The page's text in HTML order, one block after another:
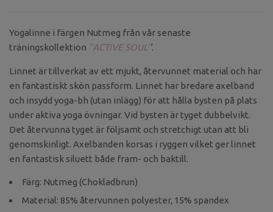
Yogalinne i färgen Nutmeg från vår senaste
träningskollektion ''ACTIVE SOUL''.
Linnet är tillverkat av ett mjukt, återvunnet material och har
en fantastiskt skön passform. Linnet har bredare axelband
och insydd yoga-bh (utan inlägg) för att hålla bysten på plats
under aktiva yoga övningar. Vid bysten är tyget dubbelvikt.
Det återvunna tyget är följsamt och stretchigt utan att bli
genomskinligt. Axelbanden korsas i ryggen vilket ger linnet
en fantastisk siluett både fram- och baktill.
Färg: Nutmeg (Chokladbrun)
Material: 85% återvunnen polyester, 15% spandex